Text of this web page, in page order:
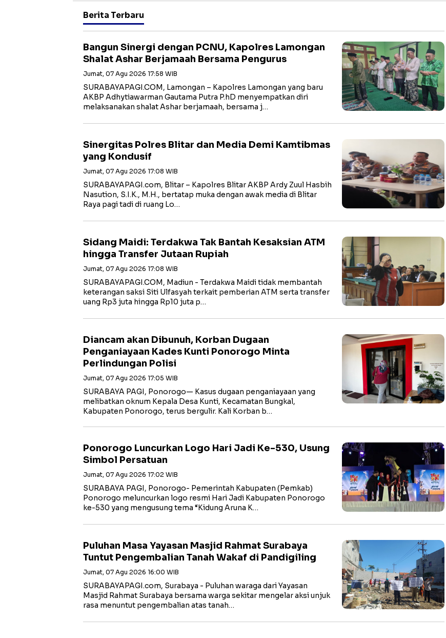
Berita Terbaru
Bangun Sinergi dengan PCNU, Kapolres Lamongan
Shalat Ashar Berjamaah Bersama Pengurus
Jumat, 07 Agu 2026 17:58 WIB
SURABAYAPAGI.COM, Lamongan – Kapolres Lamongan yang baru
AKBP Adhytiawarman Gautama Putra P.hD menyempatkan diri
melaksanakan shalat Ashar berjamaah, bersama j…
Sinergitas Polres Blitar dan Media Demi Kamtibmas
yang Kondusif
Jumat, 07 Agu 2026 17:08 WIB
SURABAYAPAGI.com, Blitar – Kapolres Blitar AKBP Ardy Zuul Hasbih
Nasution, S.I.K., M.H., bertatap muka dengan awak media di Blitar
Raya pagi tadi di ruang Lo…
Sidang Maidi: Terdakwa Tak Bantah Kesaksian ATM
hingga Transfer Jutaan Rupiah
Jumat, 07 Agu 2026 17:08 WIB
‎SURABAYAPAGI.COM, Madiun - Terdakwa Maidi tidak membantah
keterangan saksi Siti Ulfasyah terkait pemberian ATM serta transfer
uang Rp3 juta hingga Rp10 juta p…
Diancam akan Dibunuh, Korban Dugaan
Penganiayaan Kades Kunti Ponorogo Minta
Perlindungan Polisi
Jumat, 07 Agu 2026 17:05 WIB
SURABAYA PAGI, Ponorogo— Kasus dugaan penganiayaan yang
melibatkan oknum Kepala Desa Kunti, Kecamatan Bungkal,
Kabupaten Ponorogo, terus bergulir. Kali Korban b…
Ponorogo Luncurkan Logo Hari Jadi Ke-530, Usung
Simbol Persatuan
Jumat, 07 Agu 2026 17:02 WIB
SURABAYA PAGI, Ponorogo- Pemerintah Kabupaten (Pemkab)
Ponorogo meluncurkan logo resmi Hari Jadi Kabupaten Ponorogo
ke-530 yang mengusung tema “Kidung Aruna K…
Puluhan Masa Yayasan Masjid Rahmat Surabaya
Tuntut Pengembalian Tanah Wakaf di Pandigiling
Jumat, 07 Agu 2026 16:00 WIB
SURABAYAPAGI.com, Surabaya - Puluhan waraga dari Yayasan
Masjid Rahmat Surabaya bersama warga sekitar mengelar aksi unjuk
rasa menuntut pengembalian atas tanah…